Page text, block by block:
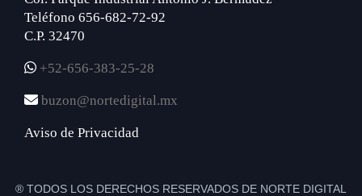
Teléfono 656-682-72-92
C.P. 32470
+52-656-383-25-28
buzon@nortedigital.mx
Aviso de Privacidad
® TODOS LOS DERECHOS RESERVADOS DE NORTE DIGITAL